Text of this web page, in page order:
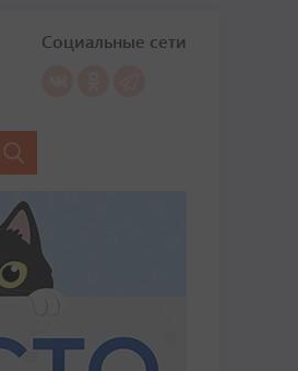
Социальные сети